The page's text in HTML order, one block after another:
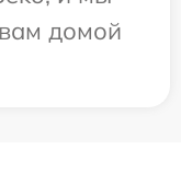
домой